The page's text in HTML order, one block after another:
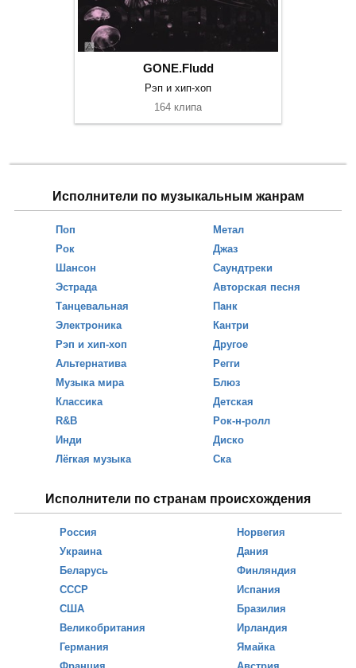
GONE.Fludd
Рэп и хип-хоп
164 клипа
Исполнители по музыкальным жанрам
Поп
Рок
Шансон
Эстрада
Танцевальная
Электроника
Рэп и хип-хоп
Альтернатива
Музыка мира
Классика
R&B
Инди
Лёгкая музыка
Метал
Джаз
Саундтреки
Авторская песня
Панк
Кантри
Другое
Регги
Блюз
Детская
Рок-н-ролл
Диско
Ска
Исполнители по странам происхождения
Россия
Украина
Беларусь
СССР
США
Великобритания
Германия
Норвегия
Дания
Финляндия
Испания
Бразилия
Ирландия
Ямайка